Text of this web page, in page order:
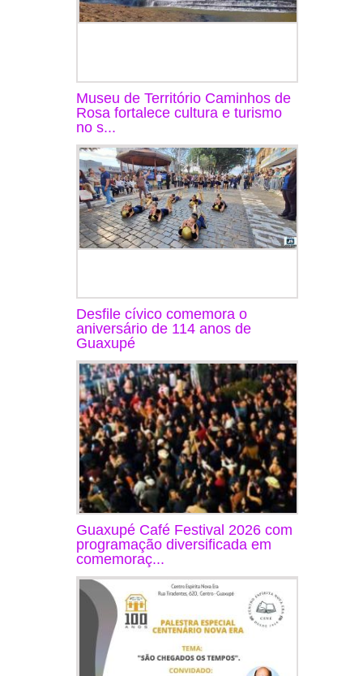
Museu de Território Caminhos de
Rosa fortalece cultura e turismo
no s...
Desfile cívico comemora o
aniversário de 114 anos de
Guaxupé
Guaxupé Café Festival 2026 com
programação diversificada em
comemoraç...